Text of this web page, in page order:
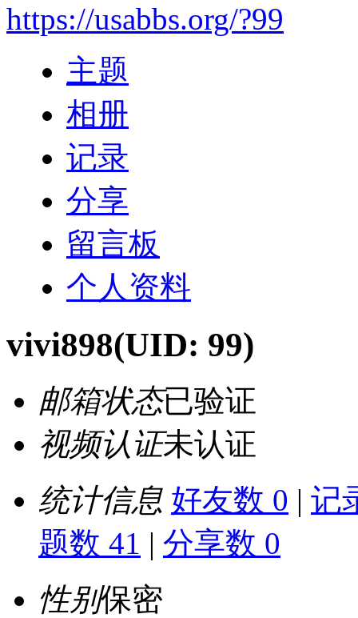
https://usabbs.org/?99
主题
相册
记录
分享
留言板
个人资料
vivi898(UID: 99)
邮箱状态已验证
视频认证未认证
统计信息 好友数 0 | 记
题数 41 | 分享数 0
性别保密